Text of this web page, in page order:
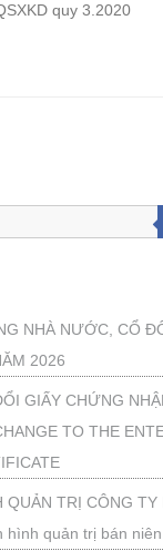
quy 3.2020
NHÀ NƯỚC, CỔ
2026
GIẤY CHỨNG
TO THE
QUẢN TRỊ CÔNG
hình quản trị bán